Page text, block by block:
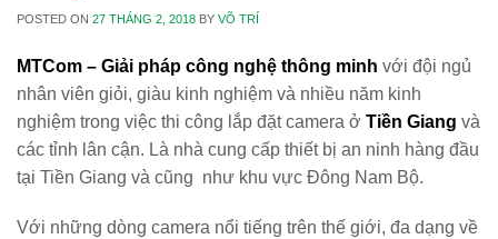
POSTED ON27 THÁNG 2, 2018 BYVÕ TRÍ
MTCom – Giải pháp công nghệ thông minh với đội ngủ
nhân viên giỏi, giàu kinh nghiệm và nhiều năm kinh
nghiệm trong việc thi công lắp đặt camera ở Tiền Giang và
các tỉnh lân cận. Là nhà cung cấp thiết bị an ninh hàng đầu
tại Tiền Giang và cũng như khu vực Đông Nam Bộ.
Với những dòng camera nổi tiếng trên thế giới, đa dạng về